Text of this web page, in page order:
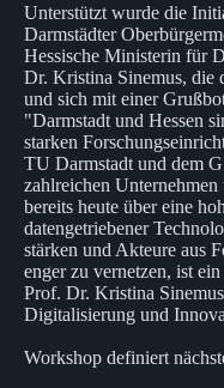
Unterstützt wurde die
Darmstädter
Hessische Ministerin für
Dr. Kristina Sinemus, die
und sich mit einer
"Darmstadt und Hessen
starken
TU Darmstadt und dem
zahlreichen
bereits heute über eine
datengetriebener
stärken und Akteure aus
enger zu vernetzen, ist
Prof. Dr. Kristina
Digitalisierung und
Workshop definiert